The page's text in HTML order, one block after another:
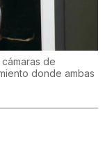
de
donde ambas